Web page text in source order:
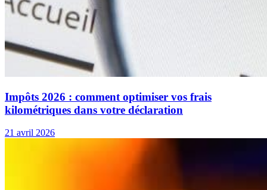
Impôts 2026 : comment optimiser vos frais
kilométriques dans votre déclaration
21 avril 2026